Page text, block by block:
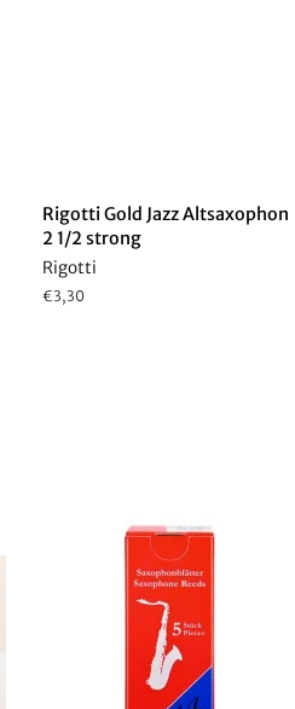
Rigotti Gold Jazz Altsaxophon
2 1/2 strong
Rigotti
Normaler
€3,30